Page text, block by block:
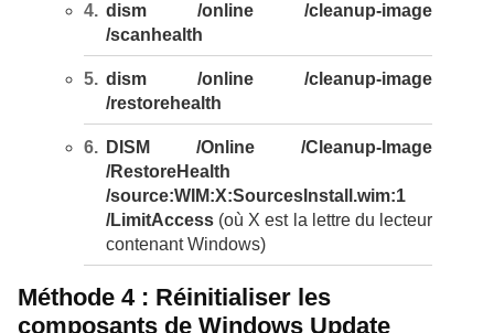
dism /online /cleanup-image
/scanhealth
dism /online /cleanup-image
/restorehealth
DISM /Online /Cleanup-Image
/RestoreHealth
/source:WIM:X:SourcesInstall.wim:1
/LimitAccess (où X est la lettre du lecteur
contenant Windows)
Méthode 4 : Réinitialiser les
composants de Windows Update